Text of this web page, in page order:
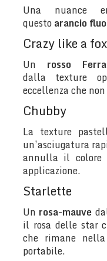
Una nuance
questoarancio fluo
Crazy like a fox
Un rosso
dalla texture
eccellenza che
Chubby
La texture
un’asciugatura
annulla il
applicazione.
Starlette
Un rosa-mauve
il rosa delle star
che rimane
portabile.